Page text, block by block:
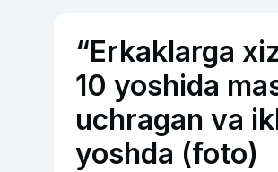
“Erkaklarga
10 yoshida
uchragan va
yoshda (foto)